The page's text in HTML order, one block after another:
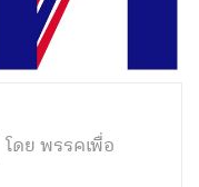
โดย พรรคเพื่อ